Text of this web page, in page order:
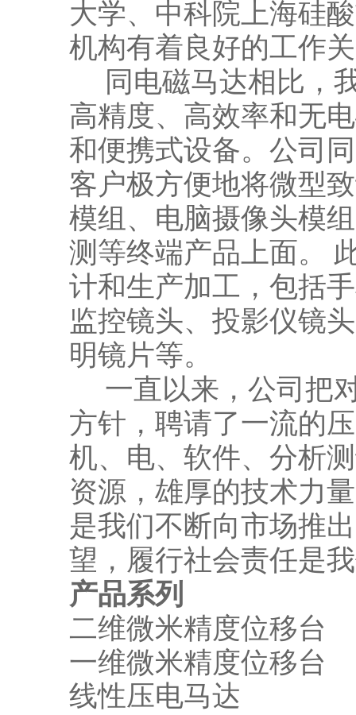
大学、中科院上海硅
机构有着良好的工作
同电磁马达相比，
高精度、高效率和无
和便携式设备。公司
客户极方便地将微型
模组、电脑摄像头模
测等终端产品上面。
计和生产加工，包括
监控镜头、投影仪镜
明镜片等。
一直以来，公司把
方针，聘请了一流的
机、电、软件、分析
资源，雄厚的技术力
是我们不断向市场推
望，履行社会责任是
产品系列
二维微米精度位移台
一维微米精度位移台
线性压电马达